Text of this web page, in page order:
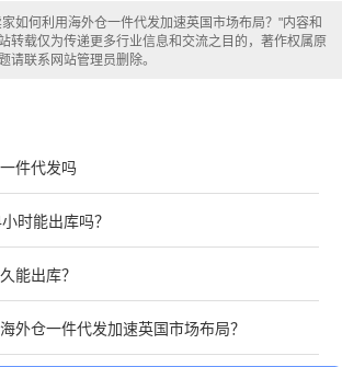
如何利用海外仓一件代发加速英国市场布局？"内容和
转载仅为传递更多行业信息和交流之目的，著作权属原
请联系网站管理员删除。
件代发吗
时能出库吗？
能出库？
外仓一件代发加速英国市场布局？